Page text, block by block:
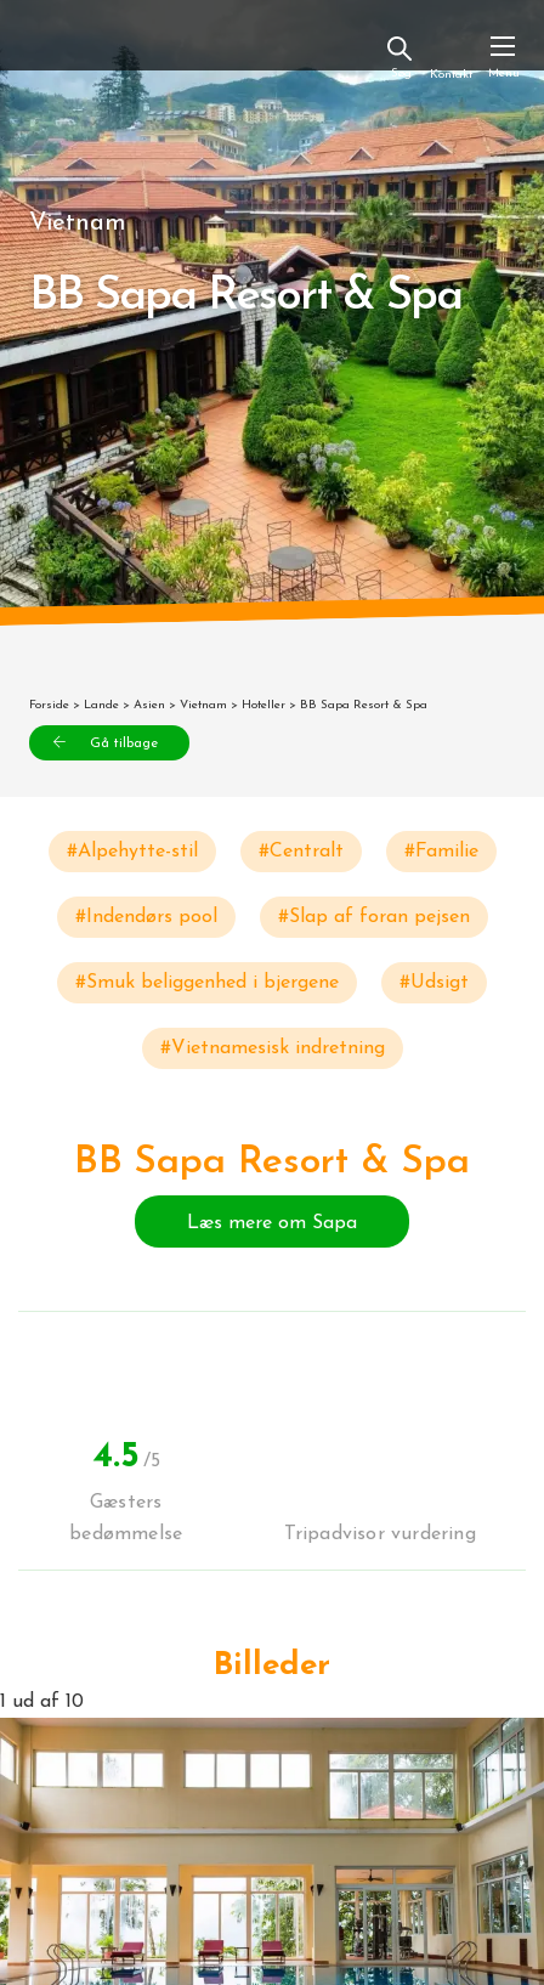
Kontakt
Vietnam
BB Sapa Resort & Spa
Forside > Lande > Asien > Vietnam > Hoteller > BB Sapa Resort & Spa
Gå tilbage
#Alpehytte-stil #Centralt #Familie
#Indendørs pool #Slap af foran pejsen
#Smuk beliggenhed i bjergene #Udsigt
#Vietnamesisk indretning
BB Sapa Resort & Spa
Læs mere om Sapa
4.5 /5
Gæsters
bedømmelse
Tripadvisor vurdering
Billeder
1 ud af 10